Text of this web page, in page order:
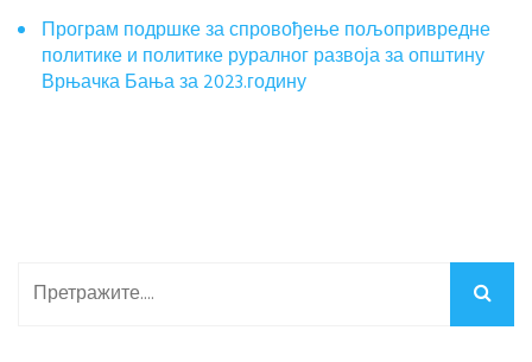
Програм подршке за спровођење пољопривредне
политике и политике руралног развоја за општину
Врњачка Бања за 2023.годину